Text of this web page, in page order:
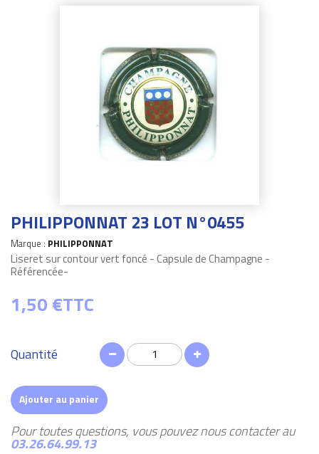
PHILIPPONNAT 23 LOT N°0455
Marque : PHILIPPONNAT
Liseret sur contour vert foncé - Capsule de Champagne -
Référencée-
1,50 €TTC
Quantité
Ajouter au panier
Pour toutes questions, vous pouvez nous contacter au
03.26.64.99.13